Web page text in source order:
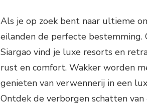
Als je op zoek bent naar ultieme
eilanden de perfecte bestemming.
Siargao vind je luxe resorts en
rust en comfort. Wakker worden
genieten van verwennerij in een
Ontdek de verborgen schatten